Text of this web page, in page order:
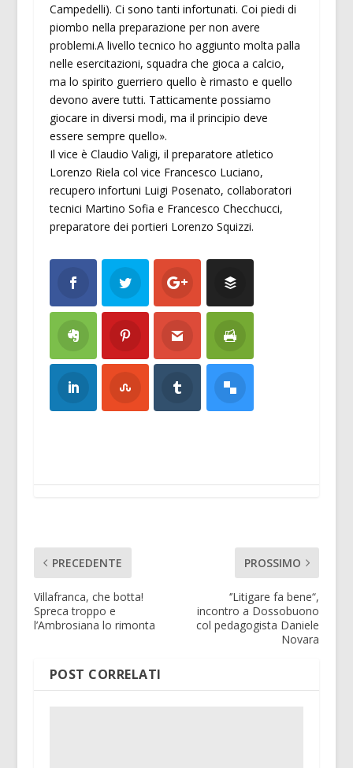
Campedelli). Ci sono tanti infortunati. Coi piedi di
piombo nella preparazione per non avere
problemi.A livello tecnico ho aggiunto molta palla
nelle esercitazioni, squadra che gioca a calcio,
ma lo spirito guerriero quello è rimasto e quello
devono avere tutti. Tatticamente possiamo
giocare in diversi modi, ma il principio deve
essere sempre quello».
Il vice è Claudio Valigi, il preparatore atletico
Lorenzo Riela col vice Francesco Luciano,
recupero infortuni Luigi Posenato, collaboratori
tecnici Martino Sofia e Francesco Checchucci,
preparatore dei portieri Lorenzo Squizzi.
PRECEDENTE
Villafranca, che botta!
Spreca troppo e
l’Ambrosiana lo rimonta
PROSSIMO
‘’Litigare fa bene“,
incontro a Dossobuono
col pedagogista Daniele
Novara
POST CORRELATI